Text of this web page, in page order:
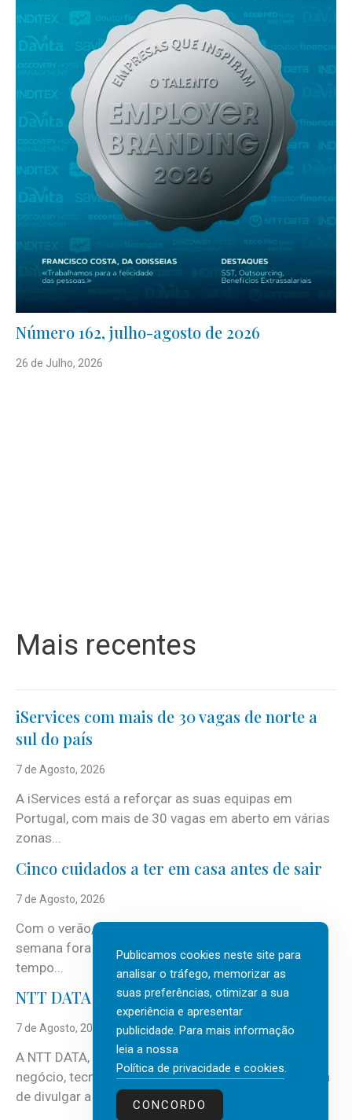
Número 162, julho-agosto de 2026
26 de Julho, 2026
Mais recentes
iServices com mais de 30 vagas de norte a
sul do país
7 de Agosto, 2026
A iServices está a reforçar as suas equipas em
Portugal, com mais de 30 vagas em aberto em várias
zonas...
Cinco cuidados a ter em casa antes de sair
7 de Agosto, 2026
Com o verão, chegam também as férias, os fins-de-
semana fora e os dias em que a casa fica mais
tempo...
NTT DATA Insurtech Global Outlook 2026
7 de Agosto, 2026
A NTT DATA, consultora global em serviços de
negócio, tecnologia e inteligência artificial (IA), acaba
de divulgar a mais recente...
Publicamos cookies neste site para
analisar o tráfego, memorizar as
suas preferências, otimizar a sua
experiência e apresentar
publicidade. Para mais informação
leia a nossa
Política de privacidade e cookies.
CONCORDO